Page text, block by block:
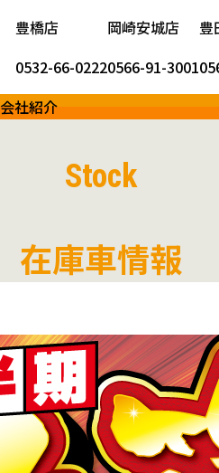
豊橋店
0532-66-0222
岡崎安城店
0566-91-3001
豊
会社紹介
在庫車情報
Stock